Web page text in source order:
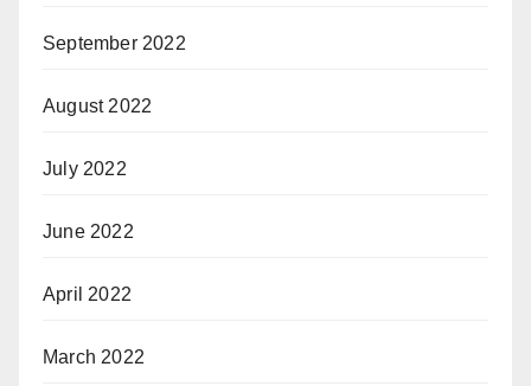
September 2022
August 2022
July 2022
June 2022
April 2022
March 2022